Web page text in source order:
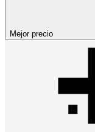
Mejor precio